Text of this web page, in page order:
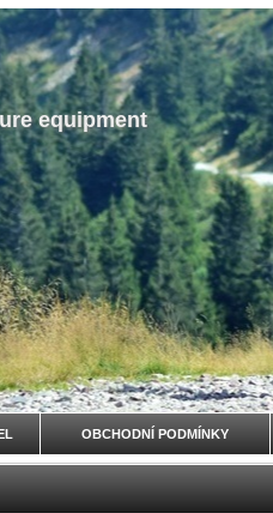
equipment
OBCHODNÍ PODMÍNKY